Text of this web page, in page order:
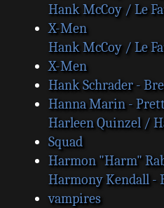
Hank McCoy / Le
X-Men
Hank McCoy / Le
X-Men
Hank Schrader -
Hanna Marin -
Harleen Quinzel /
Squad
Harmon "Harm"
Harmony Kendall -
vampires